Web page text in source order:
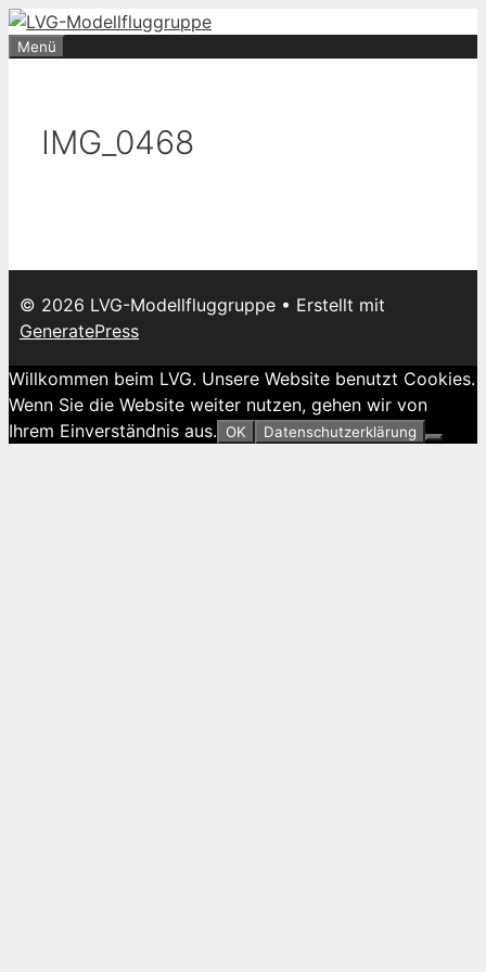
Zum
Inhalt
Menü
IMG_0468
© 2026 LVG-Modellfluggruppe • Erstellt mit
GeneratePress
Willkommen beim LVG. Unsere Website benutzt Cookies.
Wenn Sie die Website weiter nutzen, gehen wir von
Ihrem Einverständnis aus. OK Datenschutzerklärung